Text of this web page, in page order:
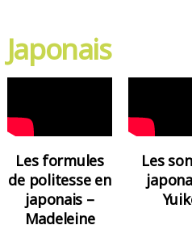
Japonais
Les formules
de politesse en
japonais –
Madeleine
Les